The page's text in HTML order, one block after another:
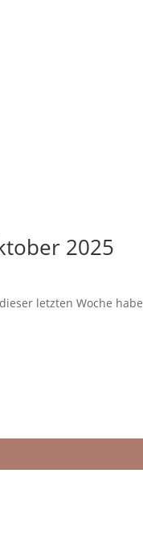
2025
letzten Woche